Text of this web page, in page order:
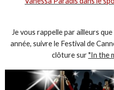
Je vous rappelle par ailleurs
année, suivre le Festival de
clôture sur"In the